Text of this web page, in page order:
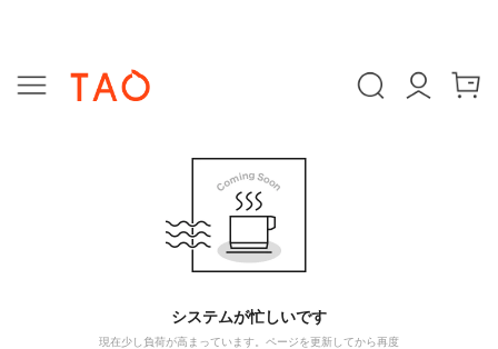
システムが忙しいです
現在少し負荷が高まっています。ページを更新してから再度